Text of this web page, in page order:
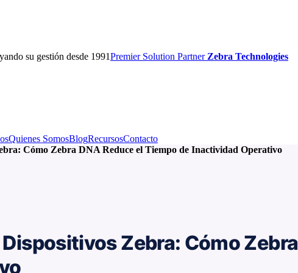
su gestión desde 1991PremierSolution Partner Zebra Technologies
Quienes SomosBlogRecursosContacto
Cómo Zebra DNA Reduce el Tiempo de Inactividad Operativo
Zebra: Cómo